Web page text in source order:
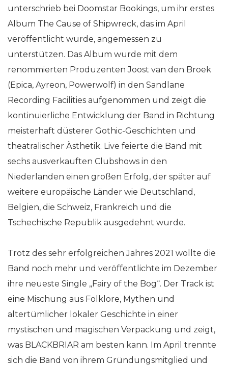
unterschrieb bei Doomstar Bookings, um ihr erstes
Album The Cause of Shipwreck, das im April
veröffentlicht wurde, angemessen zu
unterstützen. Das Album wurde mit dem
renommierten Produzenten Joost van den Broek
(Epica, Ayreon, Powerwolf) in den Sandlane
Recording Facilities aufgenommen und zeigt die
kontinuierliche Entwicklung der Band in Richtung
meisterhaft düsterer Gothic-Geschichten und
theatralischer Ästhetik. Live feierte die Band mit
sechs ausverkauften Clubshows in den
Niederlanden einen großen Erfolg, der später auf
weitere europäische Länder wie Deutschland,
Belgien, die Schweiz, Frankreich und die
Tschechische Republik ausgedehnt wurde.
Trotz des sehr erfolgreichen Jahres 2021 wollte die
Band noch mehr und veröffentlichte im Dezember
ihre neueste Single „Fairy of the Bog“. Der Track ist
eine Mischung aus Folklore, Mythen und
altertümlicher lokaler Geschichte in einer
mystischen und magischen Verpackung und zeigt,
was BLACKBRIAR am besten kann. Im April trennte
sich die Band von ihrem Gründungsmitglied und